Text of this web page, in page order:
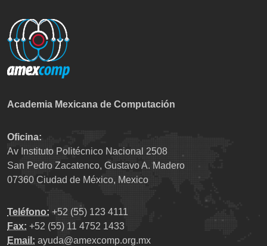
Academia Mexicana de Computación
Oficina:
Av Instituto Politécnico Nacional 2508
San Pedro Zacatenco, Gustavo A. Madero
07360 Ciudad de México, Mexico
Teléfono: +52 (55) 123 4111
Fax: +52 (55) 11 4752 1433
Email: ayuda@amexcomp.org.mx